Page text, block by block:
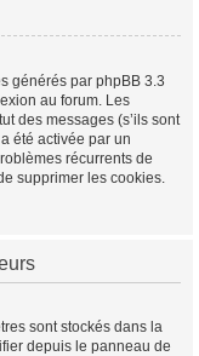
générés par phpBB 3.3
au forum. Les
des messages (s’ils sont
été activée par un
récurrents de
supprimer les cookies.
sont stockés dans la
depuis le panneau de